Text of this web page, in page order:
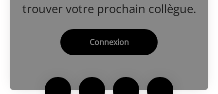
trouver votre prochain collègue.
Connexion